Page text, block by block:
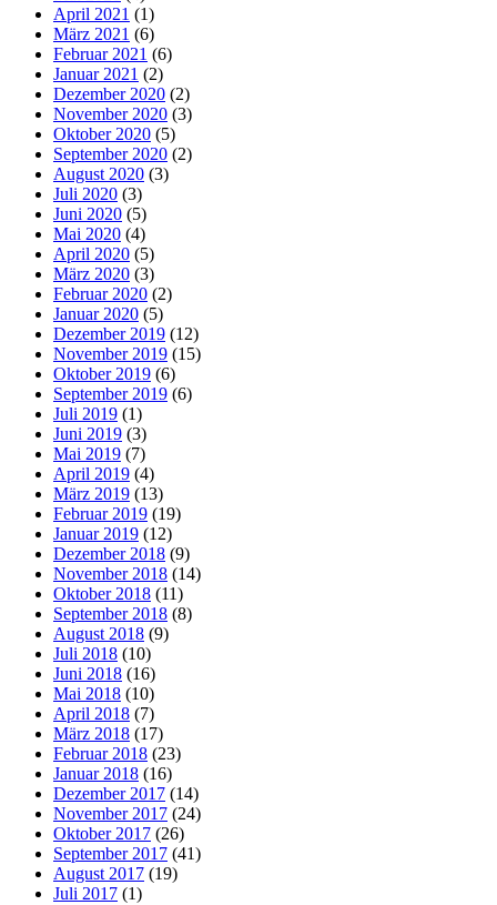
April 2021 (1)
März 2021 (6)
Februar 2021 (6)
Januar 2021 (2)
Dezember 2020 (2)
November 2020 (3)
Oktober 2020 (5)
September 2020 (2)
August 2020 (3)
Juli 2020 (3)
Juni 2020 (5)
Mai 2020 (4)
April 2020 (5)
März 2020 (3)
Februar 2020 (2)
Januar 2020 (5)
Dezember 2019 (12)
November 2019 (15)
Oktober 2019 (6)
September 2019 (6)
Juli 2019 (1)
Juni 2019 (3)
Mai 2019 (7)
April 2019 (4)
März 2019 (13)
Februar 2019 (19)
Januar 2019 (12)
Dezember 2018 (9)
November 2018 (14)
Oktober 2018 (11)
September 2018 (8)
August 2018 (9)
Juli 2018 (10)
Juni 2018 (16)
Mai 2018 (10)
April 2018 (7)
März 2018 (17)
Februar 2018 (23)
Januar 2018 (16)
Dezember 2017 (14)
November 2017 (24)
Oktober 2017 (26)
September 2017 (41)
August 2017 (19)
Juli 2017 (1)